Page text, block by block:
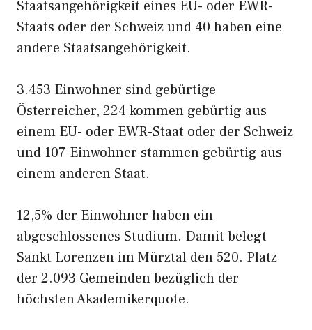
Staatsangehörigkeit eines EU- oder EWR-
Staats oder der Schweiz und 40 haben eine
andere Staatsangehörigkeit.
3.453 Einwohner sind gebürtige
Österreicher, 224 kommen gebürtig aus
einem EU- oder EWR-Staat oder der Schweiz
und 107 Einwohner stammen gebürtig aus
einem anderen Staat.
12,5% der Einwohner haben ein
abgeschlossenes Studium. Damit belegt
Sankt Lorenzen im Mürztal den 520. Platz
der 2.093 Gemeinden bezüglich der
höchsten Akademikerquote.